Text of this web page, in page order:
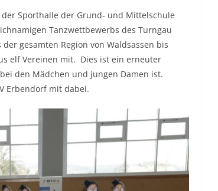
der Sporthalle der Grund- und Mittelschule
Tanzwettbewerbs des Turngau
gesamten Region von Waldsassen bis
elf Vereinen mit. Dies ist ein erneuter
den Mädchen und jungen Damen ist.
Erbendorf mit dabei.